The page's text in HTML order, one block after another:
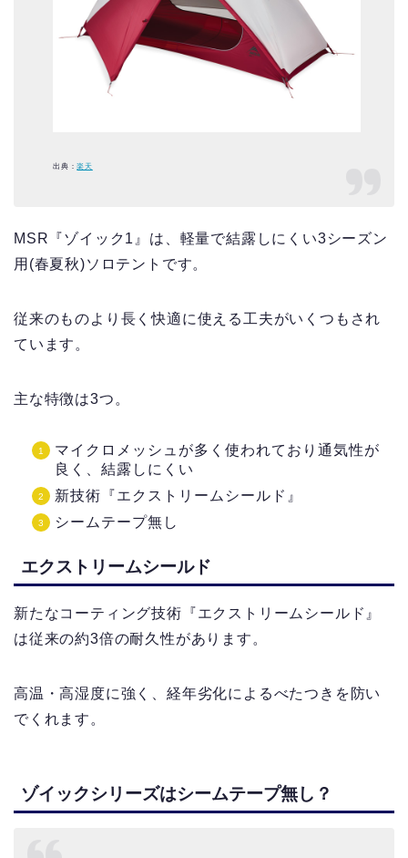
出典：楽天
MSR『ゾイック1』は、軽量で結露しにくい3シーズン
用(春夏秋)ソロテントです。
従来のものより長く快適に使える工夫がいくつもされ
ています。
主な特徴は3つ。
マイクロメッシュが多く使われており通気性が
良く、結露しにくい
新技術『エクストリームシールド』
シームテープ無し
エクストリームシールド
新たなコーティング技術『エクストリームシールド』
は従来の約3倍の耐久性があります。
高温・高湿度に強く、経年劣化によるべたつきを防い
でくれます。
ゾイックシリーズはシームテープ無し？